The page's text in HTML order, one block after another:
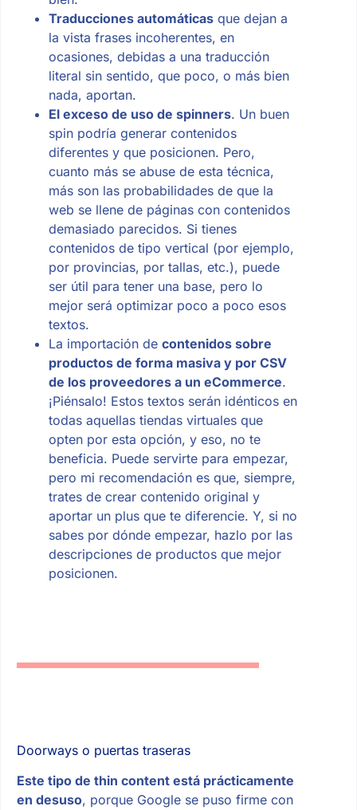
Traducciones automáticasque dejan a
la vista frases incoherentes, en
ocasiones, debidas a una traducción
literal sin sentido, que poco, o más bien
nada, aportan.
El exceso de uso de spinners. Un buen
spin podría generar contenidos
diferentes y que posicionen. Pero,
cuanto más se abuse de esta técnica,
más son las probabilidades de que la
web se llene de páginas con contenidos
demasiado parecidos. Si tienes
contenidos de tipo vertical (por ejemplo,
por provincias, por tallas, etc.), puede
ser útil para tener una base, pero lo
mejor será optimizar poco a poco esos
textos.
La importación de contenidos sobre
productos de forma masiva y por CSV
de los proveedores a un eCommerce.
¡Piénsalo! Estos textos serán idénticos en
todas aquellas tiendas virtuales que
opten por esta opción, y eso, no te
beneficia. Puede servirte para empezar,
pero mi recomendación es que, siempre,
trates de crear contenido original y
aportar un plus que te diferencie. Y, si no
sabes por dónde empezar, hazlo por las
descripciones de productos que mejor
posicionen.
Doorways o puertas traseras
Este tipo de thin content está prácticamente
en desuso, porque Google se puso firme con